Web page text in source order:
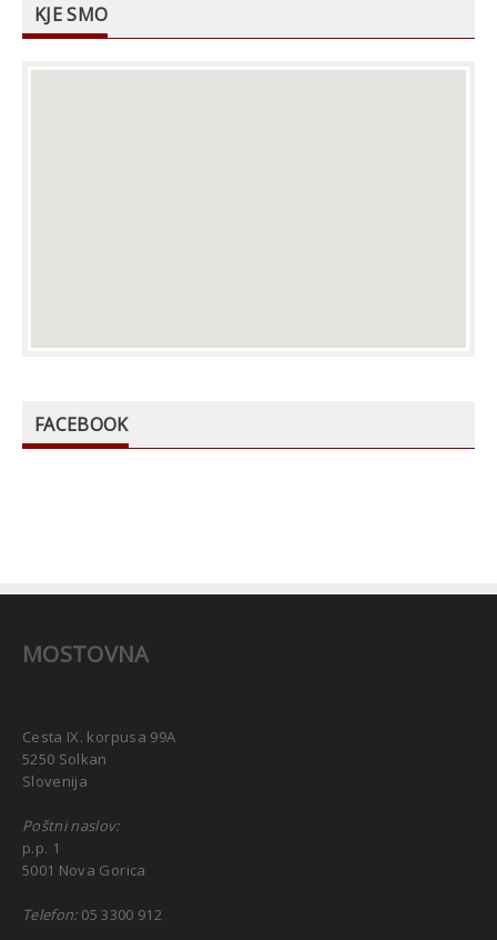
KJE SMO
FACEBOOK
MOSTOVNA
Cesta IX. korpusa 99A
5250 Solkan
Slovenija
Poštni naslov:
p.p. 1
5001 Nova Gorica
Telefon:05 3300 912